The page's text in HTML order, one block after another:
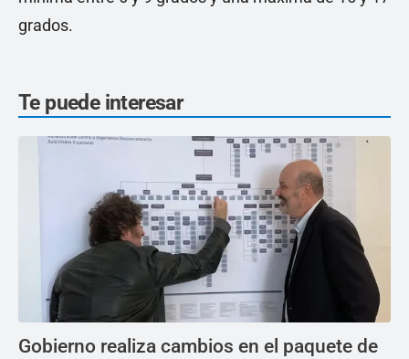
grados.
Te puede interesar
Gobierno realiza cambios en el paquete de